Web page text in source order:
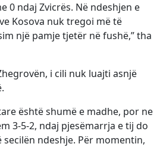
0 ndaj Zvicrës. Në ndeshjen e
Kosova nuk tregoi më të
një pamje tjetër në fushë,” tha
i cili nuk luajti asnjë
është shumë e madhe, por ne
3-5-2, ndaj pjesëmarrja e tij do
ndeshje. Për momentin,